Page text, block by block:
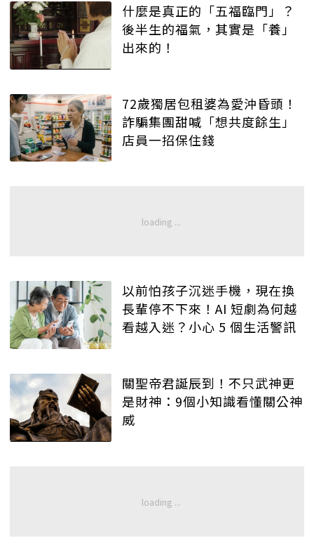
什麼是真正的「五福臨門」？
後半生的福氣，其實是「養」
出來的！
72歲獨居包租婆為愛沖昏頭！
詐騙集團甜喊「想共度餘生」
店員一招保住錢
以前怕孩子沉迷手機，現在換
長輩停不下來！AI 短劇為何越
看越入迷？小心 5 個生活警訊
關聖帝君誕辰到！不只武神更
是財神：9個小知識看懂關公神
威